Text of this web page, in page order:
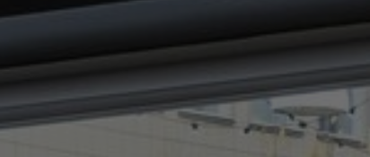
Installation
Entretien